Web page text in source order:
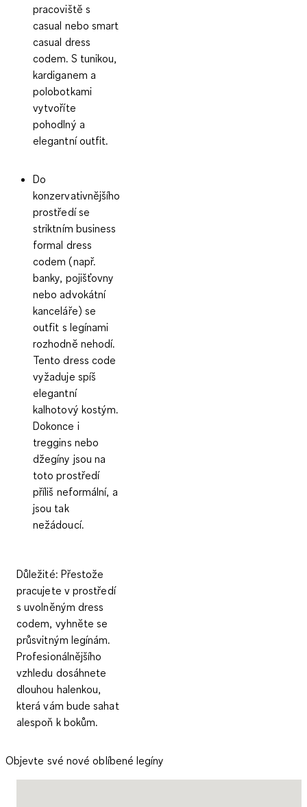
pracoviště s
casual nebo smart
casual dress
codem. S tunikou,
kardiganem a
polobotkami
vytvoříte
pohodlný a
elegantní outfit.
Do
konzervativnějšího
prostředí se
striktním business
formal dress
codem (např.
banky, pojišťovny
nebo advokátní
kanceláře) se
outfit s legínami
rozhodně nehodí.
Tento dress code
vyžaduje spíš
elegantní
kalhotový kostým.
Dokonce i
treggins nebo
džegíny jsou na
toto prostředí
příliš neformální, a
jsou tak
nežádoucí.
Důležité: Přestože
pracujete v prostředí
s uvolněným dress
codem, vyhněte se
průsvitným legínám.
Profesionálnějšího
vzhledu dosáhnete
dlouhou halenkou,
která vám bude sahat
alespoň k bokům.
Objevte své nové oblíbené legíny